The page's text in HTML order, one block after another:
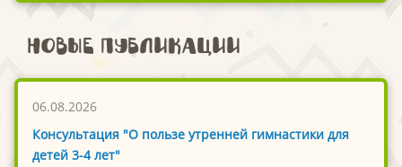
Новые публикации
06.08.2026
Консультация "О пользе утренней гимнастики для
детей 3-4 лет"